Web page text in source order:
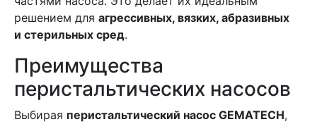
решением для агрессивных, вязких, абразивных
и стерильных сред.
Преимущества
перистальтических насосов
Выбирая перистальтический насос GEMATECH,